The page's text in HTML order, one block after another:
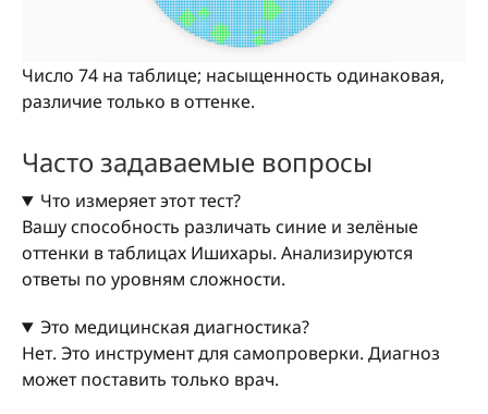
Число 74 на таблице; насыщенность одинаковая,
различие только в оттенке.
Часто задаваемые вопросы
Что измеряет этот тест?
Вашу способность различать синие и зелёные
оттенки в таблицах Ишихары. Анализируются
ответы по уровням сложности.
Это медицинская диагностика?
Нет. Это инструмент для самопроверки. Диагноз
может поставить только врач.